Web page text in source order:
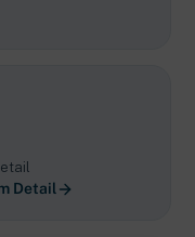
Detail